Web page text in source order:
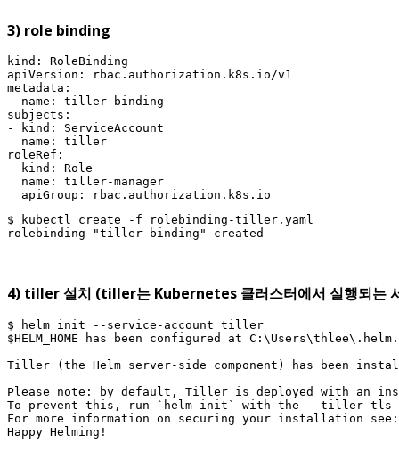
3) role binding
kind: RoleBinding
apiVersion: rbac.authorization.k8s.io/v1
metadata:
  name: tiller-binding
subjects:
- kind: ServiceAccount
  name: tiller
roleRef:
  kind: Role
  name: tiller-manager
  apiGroup: rbac.authorization.k8s.io
$ kubectl create -f rolebinding-tiller.yaml
rolebinding "tiller-binding" created
4) tiller 설치 (tiller는 Kubernetes 클러스터에서 실행되는
$ helm init --service-account tiller
$HELM_HOME has been configured at C:\Users\thlee\.helm.
Tiller (the Helm server-side component) has been
Please note: by default, Tiller is deployed with an
To prevent this, run `helm init` with the --tiller-
For more information on securing your installation
Happy Helming!